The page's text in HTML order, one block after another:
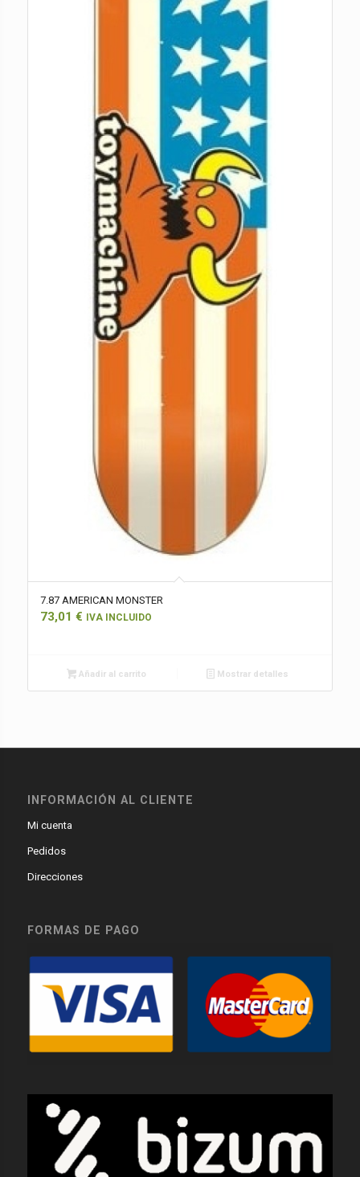
7.87 AMERICAN MONSTER
73,01 € IVA INCLUIDO
Añadir al carrito Mostrar detalles
INFORMACIÓN AL CLIENTE
Mi cuenta
Pedidos
Direcciones
FORMAS DE PAGO